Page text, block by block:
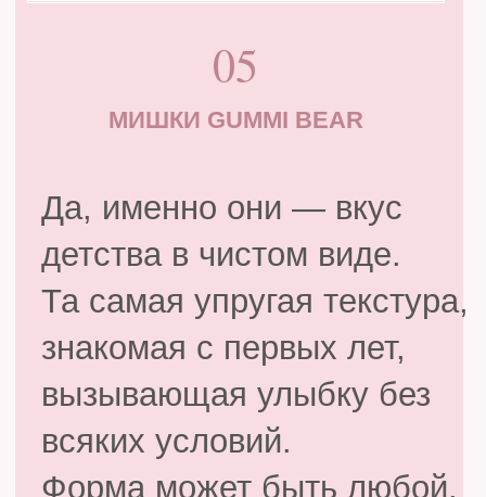
Не про форму — про
атмосферу.
для свежести, розмарин как
запах мокрых еловых веток.
был не мрачный лес, а лес
в солнечный полдень, с
золотыми бликами сквозь